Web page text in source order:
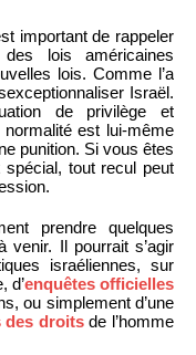
important de rappeler
lois américaines
lois. Comme l’a
Israël.
de privilège et
normalité est lui-même
punition. Si vous êtes
spécial, tout recul peut
prendre quelques
venir. Il pourrait s’agir
israéliennes, sur
d’enquêtes officielles
ou simplement d’une
des droitsde l’homme